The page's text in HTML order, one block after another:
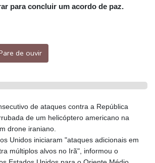
para concluir um acordo de paz.
de ouvir
de ataques contra a República
de um helicóptero americano na
drone iraniano.
Unidos iniciaram "ataques adicionais em
múltiplos alvos no Irã", informou o